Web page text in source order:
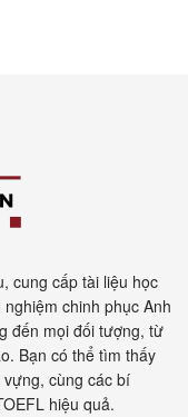
cung cấp tài liệu học
chinh phục Anh
đến mọi đối tượng, từ
Bạn có thể tìm thấy
cùng các bí
hiệu quả.